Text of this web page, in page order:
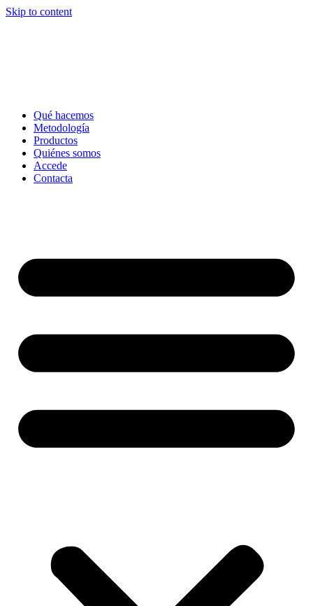
Skip to content
Qué hacemos
Metodología
Productos
Quiénes somos
Accede
Contacta